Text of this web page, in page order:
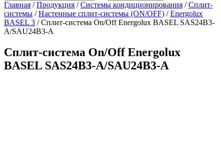
Главная / Продукция / Системы кондиционирования / Сплит-
системы / Настенные сплит-системы (ON/OFF) / Energolux
BASEL 3 /Сплит-система On/Off Energolux BASEL SAS24B3-
A/SAU24B3-A
Сплит-система On/Off Energolux
BASEL SAS24B3-A/SAU24B3-A